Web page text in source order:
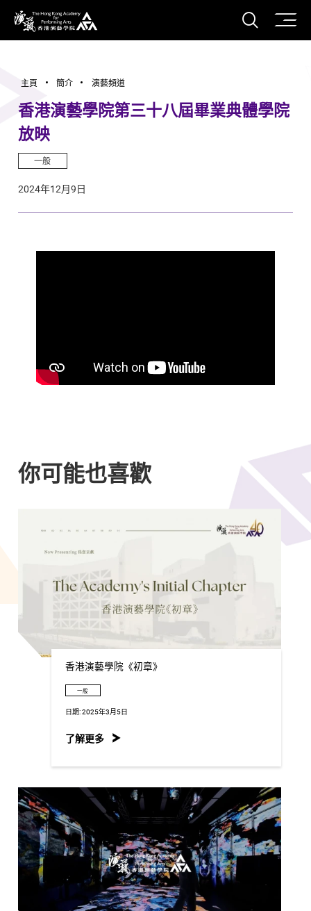
香港演藝學院
打開
主頁 簡介 演藝頻道
香港演藝學院第三十八屆畢業典體學院
放映
一般
2024年12月9日
你可能也喜歡
香港演藝學院《初章》
一般
日期:2025年3月5日
了解更多